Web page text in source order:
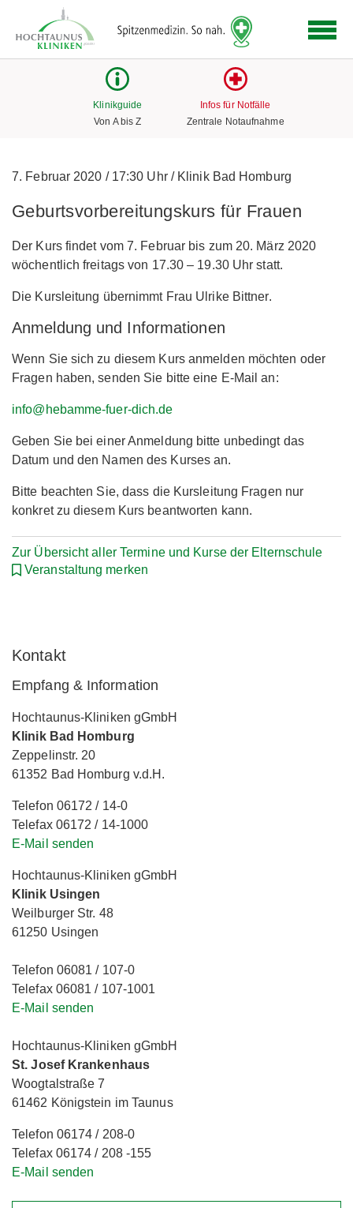
Link
zur
Klinikguide
Von A bis Z
Infos für Notfälle
Zentrale Notaufnahme
7. Februar 2020 /17:30 Uhr /Klinik Bad Homburg
Geburtsvorbereitungskurs für Frauen
Der Kurs findet vom 7. Februar bis zum 20. März 2020
wöchentlich freitags von 17.30 – 19.30 Uhr statt.
Die Kursleitung übernimmt Frau Ulrike Bittner.
Anmeldung und Informationen
Wenn Sie sich zu diesem Kurs anmelden möchten oder
Fragen haben, senden Sie bitte eine E-Mail an:
info@hebamme-fuer-dich.de
Geben Sie bei einer Anmeldung bitte unbedingt das
Datum und den Namen des Kurses an.
Bitte beachten Sie, dass die Kursleitung Fragen nur
konkret zu diesem Kurs beantworten kann.
Zur Übersicht aller Termine und Kurse der Elternschule
Veranstaltung merken
Kontakt
Empfang & Information
Hochtaunus-Kliniken gGmbH
Klinik Bad Homburg
Zeppelinstr. 20
61352 Bad Homburg v.d.H.
Telefon 06172 / 14-0
Telefax 06172 / 14-1000
E-Mail senden
Hochtaunus-Kliniken gGmbH
Klinik Usingen
Weilburger Str. 48
61250 Usingen
Telefon 06081 / 107-0
Telefax 06081 / 107-1001
E-Mail senden
Hochtaunus-Kliniken gGmbH
St. Josef Krankenhaus
Woogtalstraße 7
61462 Königstein im Taunus
Telefon 06174 / 208-0
Telefax 06174 / 208 -155
E-Mail senden